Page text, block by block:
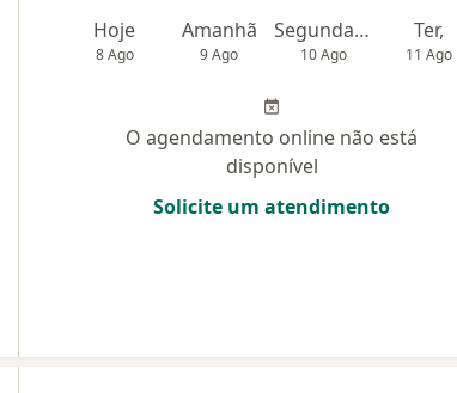
Hoje
8 Ago
Amanhã
9 Ago
Segunda-feira
10 Ago
Ter,
11 Ago
O agendamento online não está
disponível
Solicite um atendimento